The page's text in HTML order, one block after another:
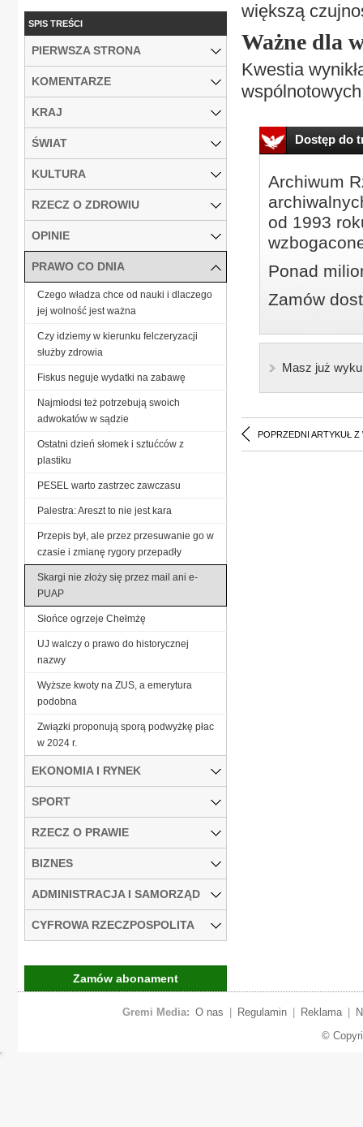
większą
Ważne dla
Kwestia
Dostęp do
Archiwum
od 1993
Ponad
Zamów
Masz już
POPRZEDNI ARTYKUŁ Z
SPIS TREŚCI
PIERWSZA STRONA
KOMENTARZE
KRAJ
ŚWIAT
KULTURA
RZECZ O ZDROWIU
OPINIE
PRAWO CO DNIA
Czego władza chce od nauki i dlaczego
jej wolność jest ważna
Czy idziemy w kierunku felczeryzacji
służby zdrowia
Fiskus neguje wydatki na zabawę
Najmłodsi też potrzebują swoich
adwokatów w sądzie
Ostatni dzień słomek i sztućców z
plastiku
PESEL warto zastrzec zawczasu
Palestra: Areszt to nie jest kara
Przepis był, ale przez przesuwanie go w
czasie i zmianę rygory przepadły
Skargi nie złoży się przez mail ani e-
PUAP
Słońce ogrzeje Chełmżę
UJ walczy o prawo do historycznej
nazwy
Wyższe kwoty na ZUS, a emerytura
podobna
Związki proponują sporą podwyżkę płac
w 2024 r.
EKONOMIA I RYNEK
SPORT
RZECZ O PRAWIE
BIZNES
ADMINISTRACJA I SAMORZĄD
CYFROWA RZECZPOSPOLITA
Zamów abonament
Gremi Media: O nas Regulamin Reklama
©